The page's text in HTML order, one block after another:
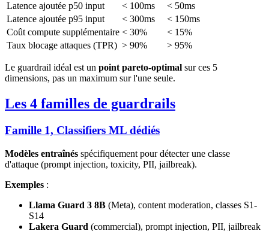
Latence ajoutée p50 input
< 100ms
< 50ms
Latence ajoutée p95 input
< 300ms
< 150ms
Coût compute supplémentaire < 30%
< 15%
Taux blocage attaques (TPR) > 90% > 95%
Le guardrail idéal est un point pareto-optimal sur ces 5
dimensions, pas un maximum sur l'une seule.
Les 4 familles de guardrails
Famille 1, Classifiers ML dédiés
Modèles entraînés spécifiquement pour détecter une classe
d'attaque (prompt injection, toxicity, PII, jailbreak).
Exemples :
Llama Guard 3 8B (Meta), content moderation, classes S1-
S14
Lakera Guard (commercial), prompt injection, PII, jailbreak